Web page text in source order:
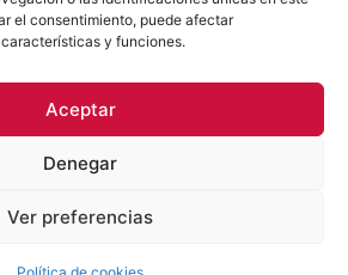
el consentimiento, puede afectar
y funciones.
Aceptar
Denegar
Ver preferencias
de cookies (UE)
TP• Creado con